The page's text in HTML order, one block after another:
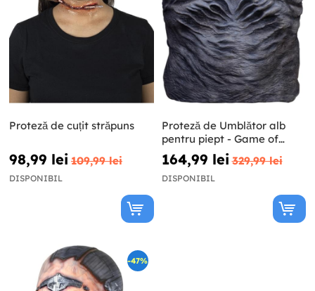
Proteză de cuțit străpuns
98,99 lei 109,99 lei
DISPONIBIL
Proteză de Umblător alb
pentru piept - Game of
Thrones
164,99 lei 329,99 lei
DISPONIBIL
-47%